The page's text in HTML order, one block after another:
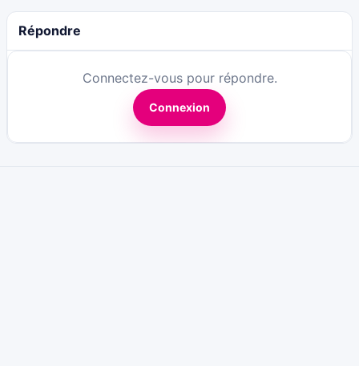
Répondre
Connectez-vous pour répondre.
Connexion